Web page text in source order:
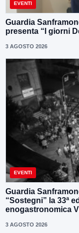
EVENTI
Guardia
presenta “I giorni
3 AGOSTO 2026
EVENTI
Guardia
“Sostegni” la 33ª
enogastronomica
3 AGOSTO 2026